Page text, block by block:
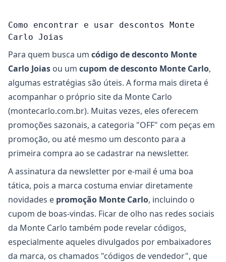
Como encontrar e usar descontos Monte
Carlo Joias
Para quem busca um código de desconto Monte
Carlo Joias ou um cupom de desconto Monte Carlo,
algumas estratégias são úteis. A forma mais direta é
acompanhar o próprio site da Monte Carlo
(montecarlo.com.br). Muitas vezes, eles oferecem
promoções sazonais, a categoria "OFF" com peças em
promoção, ou até mesmo um desconto para a
primeira compra ao se cadastrar na newsletter.
A assinatura da newsletter por e-mail é uma boa
tática, pois a marca costuma enviar diretamente
novidades e promoção Monte Carlo, incluindo o
cupom de boas-vindas. Ficar de olho nas redes sociais
da Monte Carlo também pode revelar códigos,
especialmente aqueles divulgados por embaixadores
da marca, os chamados "códigos de vendedor", que